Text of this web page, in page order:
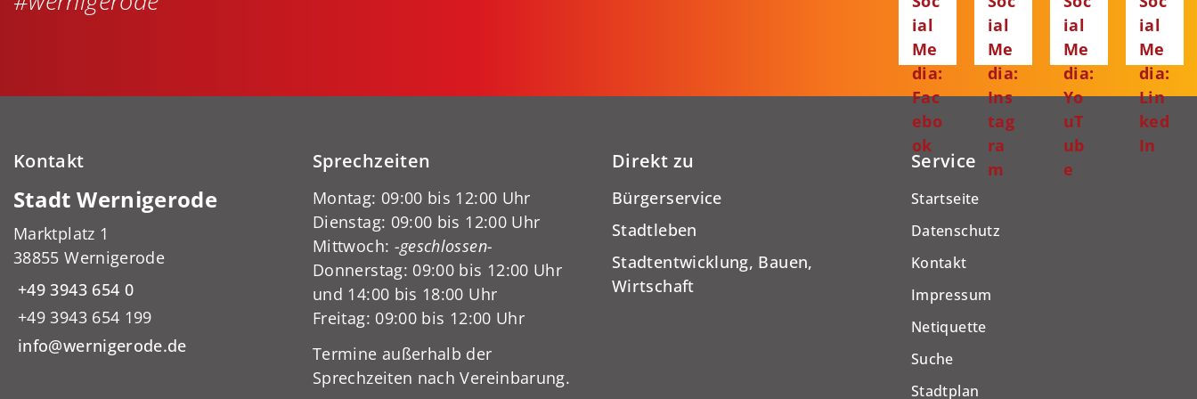
ial
Me
dia:
Fac
ebo
ok
ial
Me
dia:
Ins
tag
ra
m
ial
Me
dia:
Yo
uT
ub
e
ial
Me
dia:
Lin
ked
In
Kontakt
Stadt Wernigerode
Marktplatz 1
38855 Wernigerode
+49 3943 654 0
+49 3943 654 199
info@wernigerode.de
Sprechzeiten
Montag: 09:00 bis 12:00 Uhr
Dienstag: 09:00 bis 12:00 Uhr
Mittwoch: -geschlossen-
Donnerstag: 09:00 bis 12:00 Uhr
und 14:00 bis 18:00 Uhr
Freitag: 09:00 bis 12:00 Uhr
Termine außerhalb der
Sprechzeiten nach Vereinbarung.
Direkt zu
Bürgerservice
Stadtleben
Stadtentwicklung, Bauen,
Wirtschaft
Service
Startseite
Datenschutz
Kontakt
Impressum
Netiquette
Suche
Stadtplan